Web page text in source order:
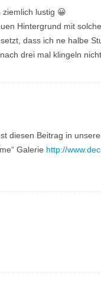
ziemlich lustig 😀
Hintergrund mit
dass ich ne halbe
drei mal klingeln
diesen Beitrag in
Galerie http://